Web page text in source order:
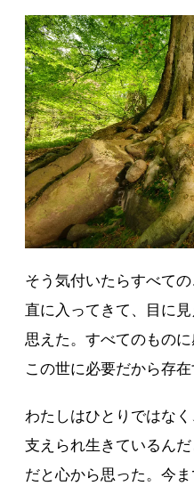
そう気付いたらすべて
直に入ってきて、目に
思えた。すべてのもの
この世に必要だから存
わたしはひとりではな
支えられ生きているん
だと心から思った。今